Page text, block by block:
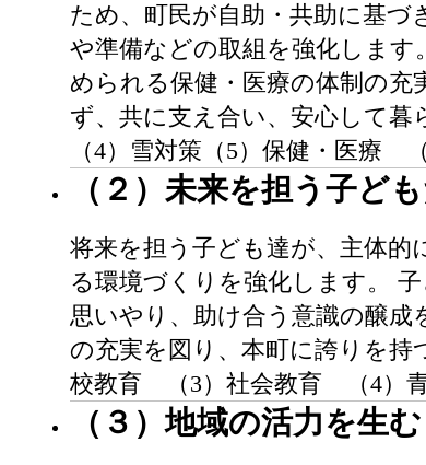
ため、町民が自助・共助に基
や準備などの取組を強化しま
められる保健・医療の体制の
ず、共に支え合い、安心して
（4）雪対策（5）保健・医療
（２）未来を担う子ど
将来を担う子ども達が、主体
る環境づくりを強化します。
思いやり、助け合う意識の醸成
の充実を図り、本町に誇りを
校教育 （3）社会教育 （4）
（３）地域の活力を生